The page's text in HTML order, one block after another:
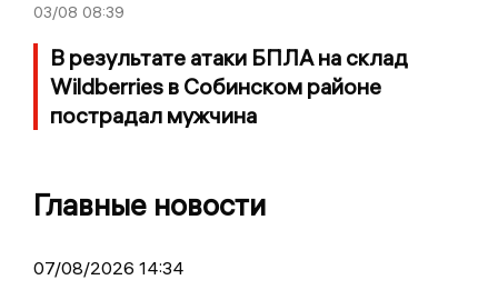
03/08 08:39
В результате атаки БПЛА на склад
Wildberries в Собинском районе
пострадал мужчина
Главные новости
07/08/2026 14:34